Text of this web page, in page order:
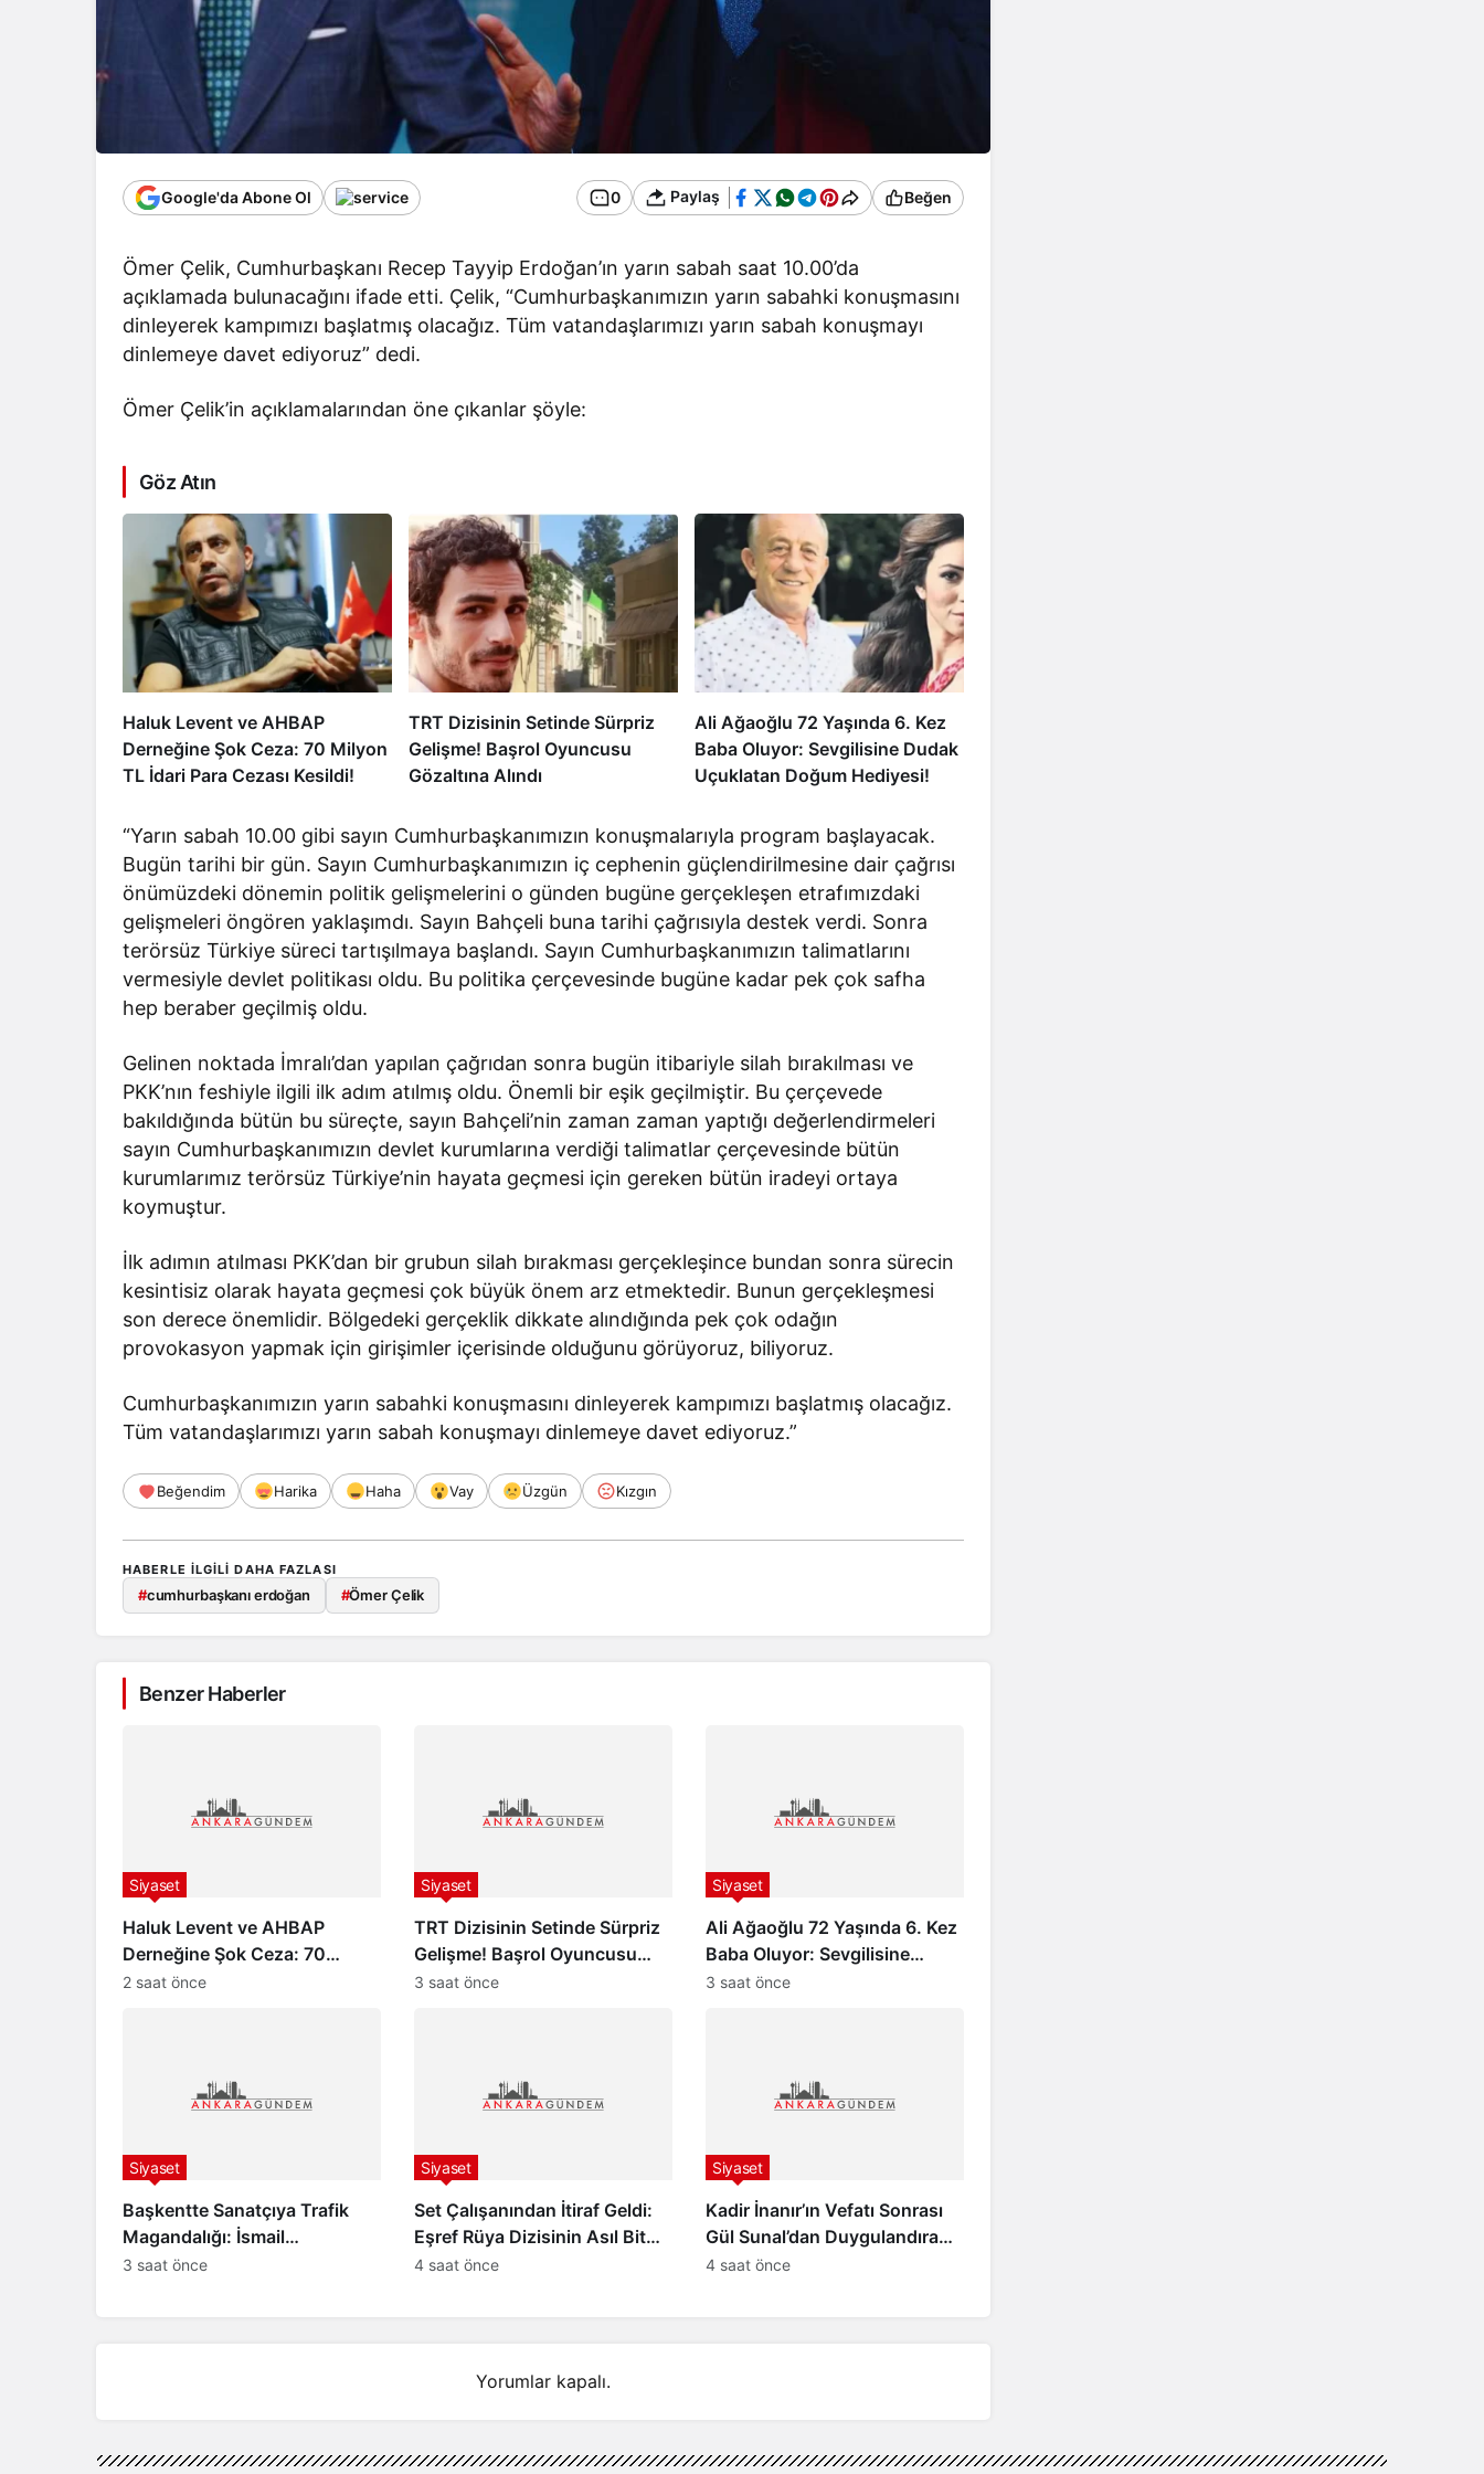
Google'da Abone Ol 0 Paylaş Beğen
Ömer Çelik, Cumhurbaşkanı Recep Tayyip Erdoğan’ın yarın sabah saat 10.00’da
açıklamada bulunacağını ifade etti. Çelik, “Cumhurbaşkanımızın yarın sabahki konuşmasını
dinleyerek kampımızı başlatmış olacağız. Tüm vatandaşlarımızı yarın sabah konuşmayı
dinlemeye davet ediyoruz” dedi.
Ömer Çelik’in açıklamalarından öne çıkanlar şöyle:
Göz Atın
Haluk Levent ve AHBAP
Derneğine Şok Ceza: 70 Milyon
TL İdari Para Cezası Kesildi!
TRT Dizisinin Setinde Sürpriz
Gelişme! Başrol Oyuncusu
Gözaltına Alındı
Ali Ağaoğlu 72 Yaşında 6. Kez
Baba Oluyor: Sevgilisine Dudak
Uçuklatan Doğum Hediyesi!
“Yarın sabah 10.00 gibi sayın Cumhurbaşkanımızın konuşmalarıyla program başlayacak.
Bugün tarihi bir gün. Sayın Cumhurbaşkanımızın iç cephenin güçlendirilmesine dair çağrısı
önümüzdeki dönemin politik gelişmelerini o günden bugüne gerçekleşen etrafımızdaki
gelişmeleri öngören yaklaşımdı. Sayın Bahçeli buna tarihi çağrısıyla destek verdi. Sonra
terörsüz Türkiye süreci tartışılmaya başlandı. Sayın Cumhurbaşkanımızın talimatlarını
vermesiyle devlet politikası oldu. Bu politika çerçevesinde bugüne kadar pek çok safha
hep beraber geçilmiş oldu.
Gelinen noktada İmralı’dan yapılan çağrıdan sonra bugün itibariyle silah bırakılması ve
PKK’nın feshiyle ilgili ilk adım atılmış oldu. Önemli bir eşik geçilmiştir. Bu çerçevede
bakıldığında bütün bu süreçte, sayın Bahçeli’nin zaman zaman yaptığı değerlendirmeleri
sayın Cumhurbaşkanımızın devlet kurumlarına verdiği talimatlar çerçevesinde bütün
kurumlarımız terörsüz Türkiye’nin hayata geçmesi için gereken bütün iradeyi ortaya
koymuştur.
İlk adımın atılması PKK’dan bir grubun silah bırakması gerçekleşince bundan sonra sürecin
kesintisiz olarak hayata geçmesi çok büyük önem arz etmektedir. Bunun gerçekleşmesi
son derece önemlidir. Bölgedeki gerçeklik dikkate alındığında pek çok odağın
provokasyon yapmak için girişimler içerisinde olduğunu görüyoruz, biliyoruz.
Cumhurbaşkanımızın yarın sabahki konuşmasını dinleyerek kampımızı başlatmış olacağız.
Tüm vatandaşlarımızı yarın sabah konuşmayı dinlemeye davet ediyoruz.”
Beğendim Harika Haha Vay Üzgün Kızgın
HABERLE ILGILI DAHA FAZLASI
#cumhurbaşkanı erdoğan #Ömer Çelik
Benzer Haberler
Haluk Levent ve AHBAP
Derneğine Şok Ceza: 70
Milyon TL İdari Para Cezası
Siyaset
2 saat önce
TRT Dizisinin Setinde Sürpriz
Gelişme! Başrol Oyuncusu
Gözaltına Alındı
Siyaset
3 saat önce
Ali Ağaoğlu 72 Yaşında 6. Kez
Baba Oluyor: Sevgilisine
Dudak Uçuklatan Doğum
Siyaset
3 saat önce
Başkentte Sanatçıya Trafik
Magandalığı: İsmail
Altunsaray ile Tartışan Sürücü
Siyaset
3 saat önce
Set Çalışanından İtiraf Geldi:
Eşref Rüya Dizisinin Asıl Bitme
Nedeni Ortaya Çıktı!
Siyaset
4 saat önce
Kadir İnanır’ın Vefatı Sonrası
Gül Sunal’dan Duygulandıran
İtiraf
Siyaset
4 saat önce
Yorumlar kapalı.